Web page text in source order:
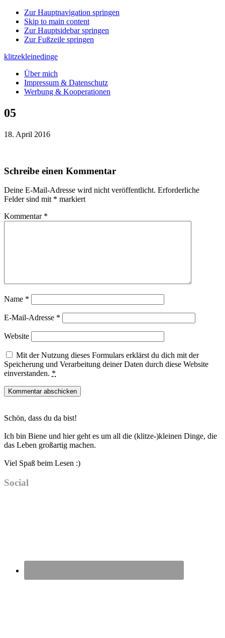
Zur Hauptnavigation springen
Skip to main content
Zur Hauptsidebar springen
Zur Fußzeile springen
klitzekleinedinge
Über mich
Impressum & Datenschutz
Werbung & Kooperationen
05
18. April 2016
Leser-
Schreibe einen Kommentar
Deine E-Mail-Adresse wird nicht veröffentlicht. Erforderliche
Felder sind mit * markiert
Kommentar *
Name *
E-Mail-Adresse *
Website
Mit der Nutzung dieses Formulars erklärst du dich mit der
Speicherung und Verarbeitung deiner Daten durch diese Website
einverstanden. *
Sidebar
Schön, dass du da bist!
Ich bin Biene und hier geht es um all die (klitze-)kleinen Dinge, die
das Leben großartig machen.
Viel Spaß beim Lesen :)
Social